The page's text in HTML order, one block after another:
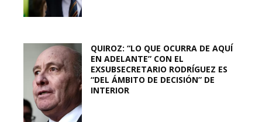
QUIROZ: “LO QUE OCURRA DE AQUÍ
EN ADELANTE” CON EL
EXSUBSECRETARIO RODRÍGUEZ ES
“DEL ÁMBITO DE DECISIÓN” DE
INTERIOR